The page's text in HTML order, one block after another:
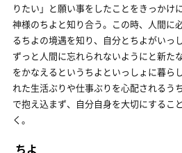
りたい」と願い事をしたことをきっかけ
神様のちよと知り合う。この時、人間に
るちよの境遇を知り、自分とちよがいっ
ずっと人間に忘れられないようにと新た
をかなえるというちよといっしょに暮ら
れた生活ぶりや仕事ぶりを心配されるう
で抱え込まず、自分自身を大切にするこ
く。
ちよ